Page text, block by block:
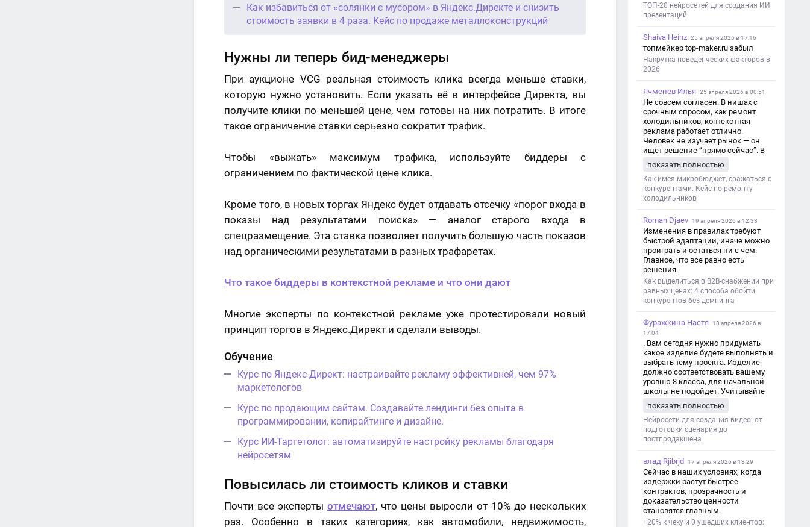
Как избавиться от «солянки с мусором» в Яндекс.Директе и снизить
стоимость заявки в 4 раза. Кейс по продаже металлоконструкций
Нужны ли теперь бид-менеджеры
При аукционе VCG реальная стоимость клика всегда меньше ставки,
которую нужно установить. Если указать её в интерфейсе Директа, вы
получите клики по меньшей цене, чем готовы на них потратить. В итоге
такое ограничение ставки серьезно сократит трафик.
Чтобы «выжать» максимум трафика, используйте биддеры с
ограничением по фактической цене клика.
Кроме того, в новых торгах Яндекс будет отдавать отсечку «порог входа в
показы над результатами поиска» — аналог старого входа в
спецразмещение. Эта ставка позволяет получить большую часть показов
над органическими результатами в разных трафаретах.
Что такое биддеры в контекстной рекламе и что они дают
Многие эксперты по контекстной рекламе уже протестировали новый
принцип торгов в Яндекс.Директ и сделали выводы.
Обучение
Курс по Яндекс Директ: настраивайте рекламу эффективней, чем 97%
маркетологов
Курс по продающим сайтам. Создавайте лендинги без опыта в
программировании, копирайтинге и дизайне.
Курс ИИ-Таргетолог: автоматизируйте настройку рекламы благодаря
нейросетям
Повысилась ли стоимость кликов и ставки
Почти все эксперты отмечают, что цены выросли от 10% до нескольких
раз. Особенно в таких категориях, как автомобили, недвижимость,
ТОП-20 нейросетей для создания ИИ
презентаций
Shaiva Heinz 25 апреля 2026 в 17:16
топмейкер top-maker.ru забыл
Накрутка поведенческих факторов в
2026
Ячменев Илья 25 апреля 2026 в 00:51
Не совсем согласен. В нишах с
срочным спросом, как ремонт
холодильников, контекстная
реклама работает отлично.
Человек не изучает рынок — он
ищет решение “прямо сейчас”. В
и ловит самый горячий трафик,
тогда как SEO в таких задачах
просто не успевает.
показать полностью
Как имея микробюджет, сражаться с
конкурентами. Кейс по ремонту
холодильников
Roman Djaev 19 апреля 2026 в 12:33
Изменения в правилах требуют
быстрой адаптации, иначе можно
проиграть и остаться ни с чем.
Главное, что все равно есть
решения.
Как выделиться в B2B-снабжении при
равных ценах: 4 способа обойти
конкурентов без демпинга
Фуражкина Настя
18 апреля 2026 в
17:04
. Вам сегодня нужно придумать
какое изделие будете выполнять и
выбрать тему проекта. Изделие
должно соответствовать вашему
уровню 8 класса, для начальной
школы не подойдет. Учитывайте
уровня работы. Структура проекта 1.
Титульный лист - Название школы.
- Тип работы: «Проектная работа». -
Тема проекта. - Кто выполнил:
должность учителя. - Город, год. 2.
Введение - Актуальность темы
(почему это важно). - Цель и
задачи проекта. - Объект и предмет
исследования. - Методы работы. 3.
Основная часть - Теоретическая
показать полностью
Нейросети для создания видео: от
подготовки сценария до
постпродакшена
влад Rjibrjd 17 апреля 2026 в 13:29
Сейчас в наших условиях, когда
издержки растут быстрее
контрактов, прозрачность и
доказательство ценности
становятся главным.
+20% к чеку и 0 ушедших клиентов: